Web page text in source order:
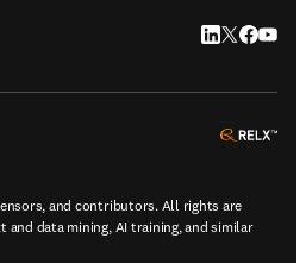
LinkedIn 新
Twitter 新
and contributors. All rights are
and data mining, AI training, and similar